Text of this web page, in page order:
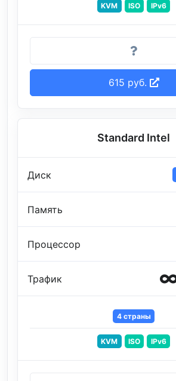
KVM ISO IPv6
615 руб.
Standard Intel
Диск
Память
Процессор
Трафик
4 страны
KVM ISO IPv6